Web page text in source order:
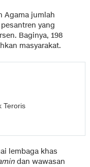
Agama jumlah
yang
Baginya, 198
masyarakat.
Teroris
lembaga khas
dan wawasan